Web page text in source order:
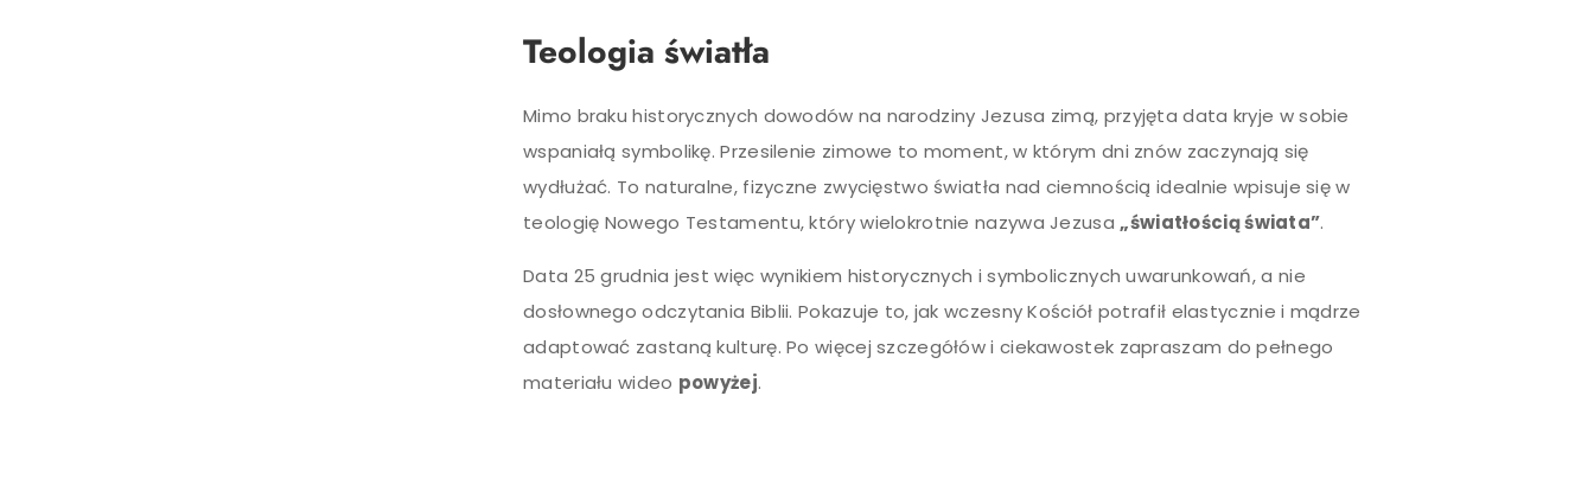
Teologia światła
Mimo braku historycznych dowodów na narodziny Jezusa zimą, przyjęta data kryje w sobie
wspaniałą symbolikę. Przesilenie zimowe to moment, w którym dni znów zaczynają się
wydłużać. To naturalne, fizyczne zwycięstwo światła nad ciemnością idealnie wpisuje się w
teologię Nowego Testamentu, który wielokrotnie nazywa Jezusa„światłością świata”.
Data 25 grudnia jest więc wynikiem historycznych i symbolicznych uwarunkowań, a nie
dosłownego odczytania Biblii. Pokazuje to, jak wczesny Kościół potrafił elastycznie i mądrze
adaptować zastaną kulturę. Po więcej szczegółów i ciekawostek zapraszam do pełnego
materiału wideo powyżej.